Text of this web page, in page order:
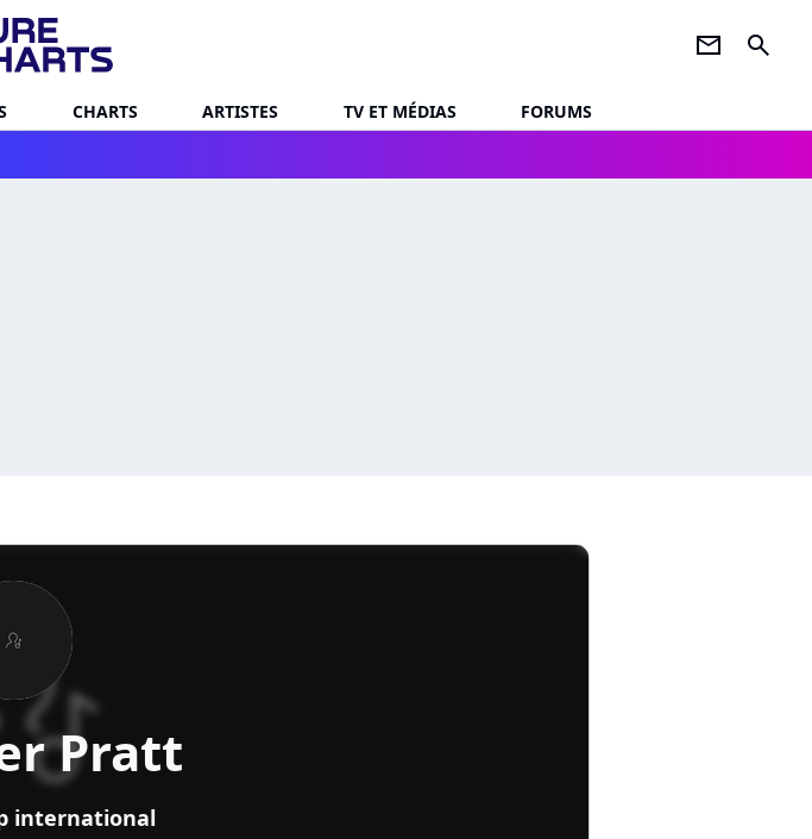
newsletter search
CHARTS ARTISTES TV ET MÉDIAS
FORUMS
Pratt
international